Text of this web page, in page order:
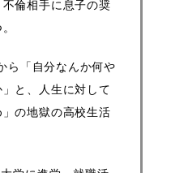
倫相手に息子の奨
ら「自分なんか何や
と、
人生に対して
の地獄の高校生活